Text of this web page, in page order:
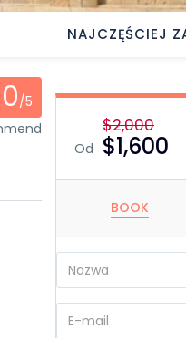
NAJCZĘŚCIEJ
0/5
Od
$2,000
$1,600
BOOK